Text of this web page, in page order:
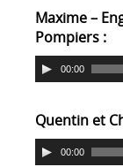
Maxime –
Pompiers :
00:00
Quentin et
00:00